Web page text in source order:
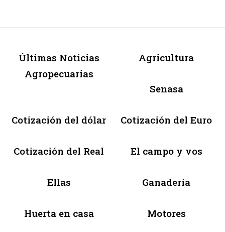
Últimas Noticias
Agropecuarias
Agricultura
Senasa
Cotización del dólar Cotización del Euro
Cotización del Real El campo y vos
Ellas Ganadería
Huerta en casa Motores